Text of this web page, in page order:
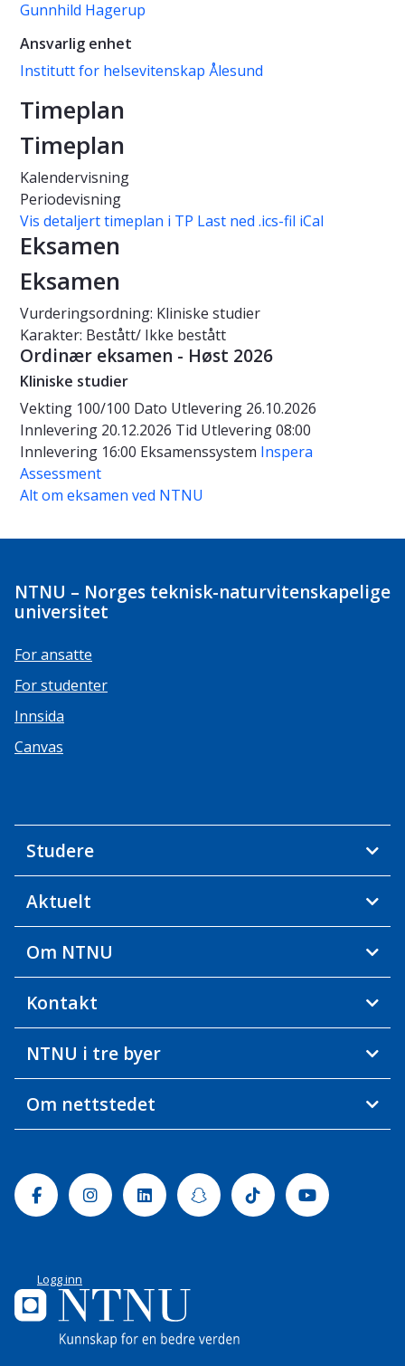
Gunnhild Hagerup
Ansvarlig enhet
Institutt for helsevitenskap Ålesund
Timeplan
Timeplan
Kalendervisning
Periodevisning
Vis detaljert timeplan i TP Last ned .ics-fil iCal
Eksamen
Eksamen
Vurderingsordning: Kliniske studier
Karakter: Bestått/ Ikke bestått
Ordinær eksamen - Høst 2026
Kliniske studier
Vekting 100/100 Dato Utlevering 26.10.2026
Innlevering 20.12.2026 Tid Utlevering 08:00
Innlevering 16:00 Eksamenssystem Inspera
Assessment
Alt om eksamen ved NTNU
NTNU – Norges teknisk-naturvitenskapelige
universitet
For ansatte
For studenter
Innsida
Canvas
Studere
Aktuelt
Om NTNU
Kontakt
NTNU i tre byer
Om nettstedet
FacebookInstagramLinkedinSnapchatTiktok Youtube
Logg inn